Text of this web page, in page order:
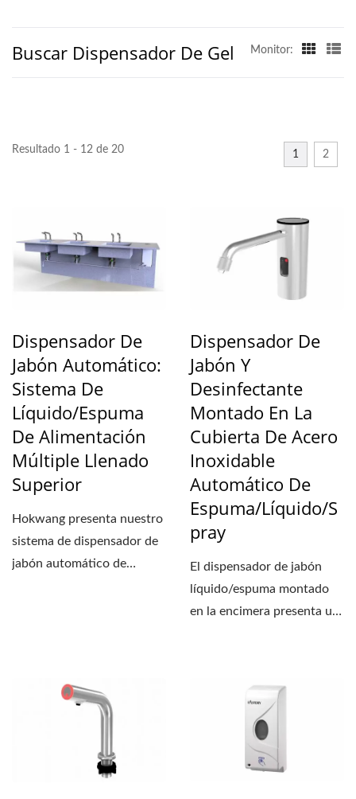
Buscar Dispensador De Gel Monitor:
Resultado 1 - 12 de 20 1 2
Dispensador De
Jabón Automático:
Sistema De
Líquido/Espuma
De Alimentación
Múltiple Llenado
Superior
Hokwang presenta nuestro
sistema de dispensador de
jabón automático de
Dispensador De
Jabón Y
Desinfectante
Montado En La
Cubierta De Acero
Inoxidable
Automático De
Espuma/líquido/s
Pray
El dispensador de jabón
líquido/espuma montado
en la encimera presenta un